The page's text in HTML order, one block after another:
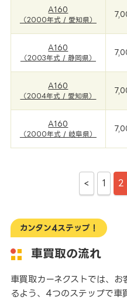
A160
（2000年式 / 愛知県）
A160
（2003年式 / 静岡県）
A160
（2004年式 / 愛知県）
A160
（2000年式 / 岐阜県）
< 1 2
カンタン4ステップ！
車買取の流れ
車買取カーネクストでは、
るよう、4つのステップで車